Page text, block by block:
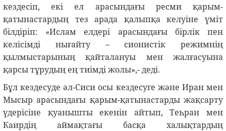
кездесіп, екі ел арасындағы ресми қарым-
қатынастардың тез арада қалыпқа келуіне үміт
білдіріп: «Ислам елдері арасындағы бірлік пен
келісімді нығайту – сионистік режимнің
қылмыстарының қайталануы мен жалғасуына
қарсы тұрудың ең тиімді жолы»,- деді.
Бұл кездесуде әл-Сиси осы кездесуге және Иран мен
Мысыр арасындағы қарым-қатынастарды жақсарту
үдерісіне қуанышты екенін айтып, Теһран мен
Каирдің аймақтағы басқа халықтардың